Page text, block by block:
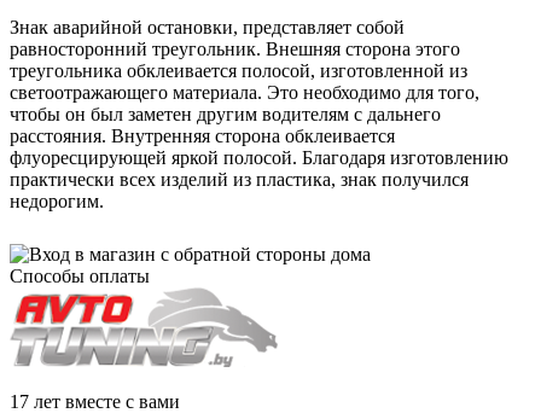
Знак аварийной остановки, представляет собой
равносторонний треугольник. Внешняя сторона этого
треугольника обклеивается полосой, изготовленной из
светоотражающего материала. Это необходимо для того,
чтобы он был заметен другим водителям с дальнего
расстояния. Внутренняя сторона обклеивается
флуоресцирующей яркой полосой. Благодаря изготовлению
практически всех изделий из пластика, знак получился
недорогим.
Способы оплаты
17 лет вместе с вами